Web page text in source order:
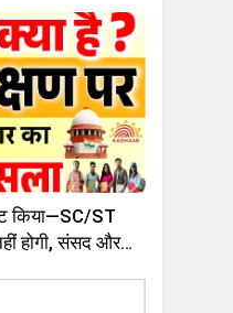
किया—SC/ST
होगी, संसद और